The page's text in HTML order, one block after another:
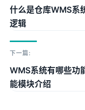
什么是仓库WMS系
逻辑
下一篇:
WMS系统有哪些功
能模块介绍